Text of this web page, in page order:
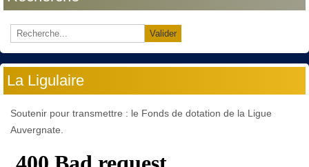
Valider
La Ligulaire
Soutenir pour transmettre : le Fonds de dotation de la Ligue
Auvergnate.